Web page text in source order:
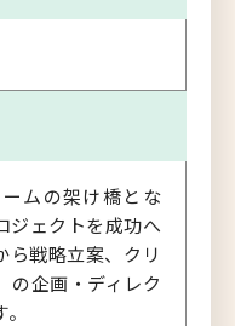
ムの架け橋とな
ジェクトを成功へ
ら戦略立案、クリ
の企画・ディレク